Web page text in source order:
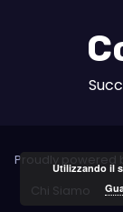
Proudly powered
Chi Siamo
Utilizzando il